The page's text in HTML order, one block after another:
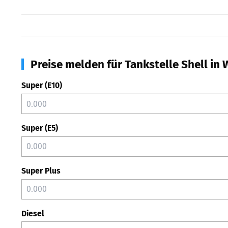
Preise melden für Tankstelle Shell in
Super (E10)
Super (E5)
Super Plus
Diesel